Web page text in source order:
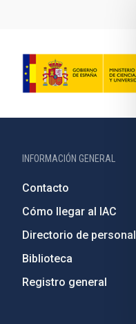
INFORMACIÓN GENERAL
Contacto
Cómo llegar al IAC
Directorio de personal
Biblioteca
Registro general